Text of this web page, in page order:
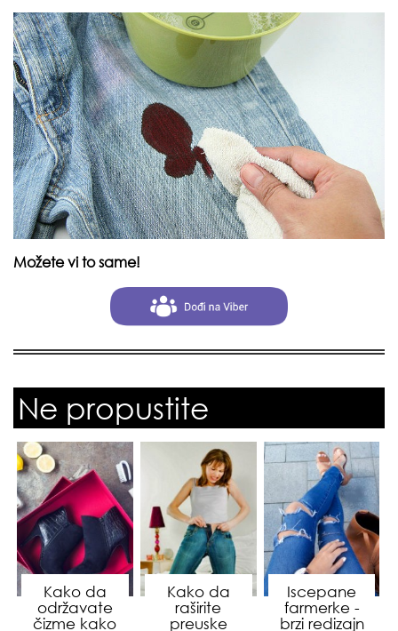
Možete vi to same!
Ne propustite
Kako da
održavate
čizme kako
Kako da
raširite
preuske
Iscepane
farmerke -
brzi redizajn